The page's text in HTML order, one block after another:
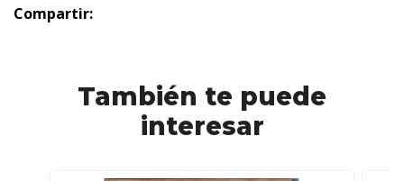
Compartir:
También te puede
interesar